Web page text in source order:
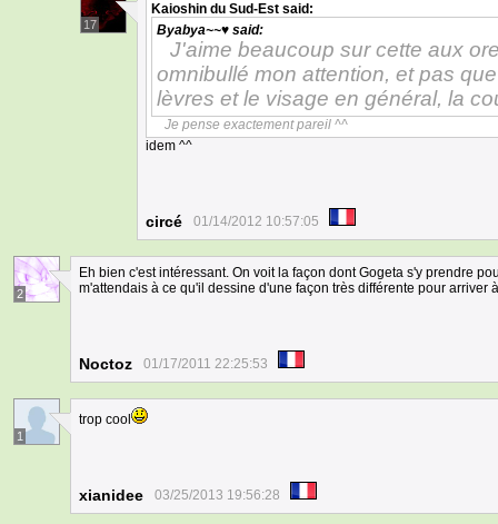
17
Kaioshin du Sud-Est said:
Byabya~~♥ said:
J'aime beaucoup sur cette aux
omnibullé mon attention, et pas
lèvres et le visage en général, la
Je pense exactement pareil ^^
idem ^^
circé 01/14/2012 10:57:05
2
Eh bien c'est intéressant. On voit la façon dont Gogeta s'y prendre
m'attendais à ce qu'il dessine d'une façon très différente pour arriver
Noctoz 01/17/2011 22:25:53
1
trop cool
xianidee 03/25/2013 19:56:28